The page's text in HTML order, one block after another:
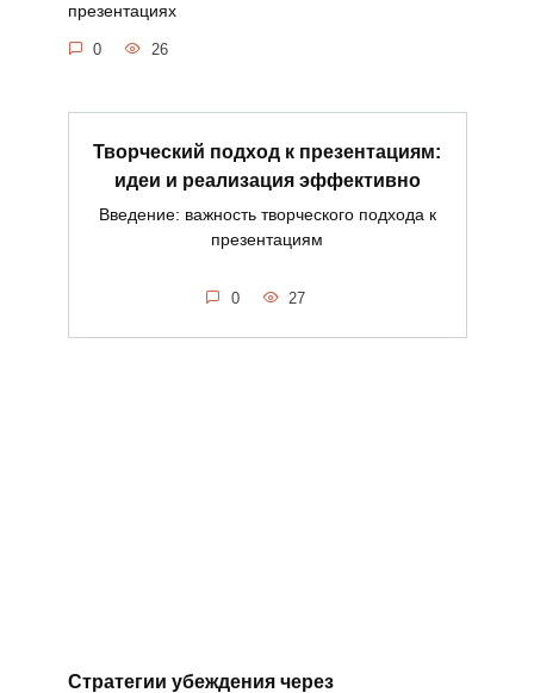
презентациях
0 26
Творческий подход к презентациям:
идеи и реализация эффективно
Введение: важность творческого подхода к
презентациям
0 27
Стратегии убеждения через